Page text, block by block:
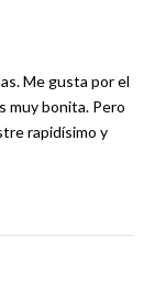
Me gusta por el
muy bonita. Pero
rapidísimo y